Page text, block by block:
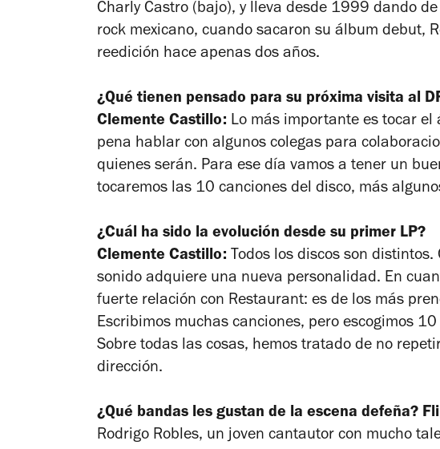
Charly Castro (bajo), y lleva desde 1999 dando
rock mexicano, cuando sacaron su álbum debut,
reedición hace apenas dos años.
¿Qué tienen pensado para su próxima visita al
Clemente Castillo: Lo más importante es tocar el
pena hablar con algunos colegas para
quienes serán. Para ese día vamos a tener un
tocaremos las 10 canciones del disco, más
¿Cuál ha sido la evolución desde su primer LP?
Clemente Castillo: Todos los discos son
sonido adquiere una nueva personalidad. En
fuerte relación con Restaurant: es de los más
Escribimos muchas canciones, pero escogimos
Sobre todas las cosas, hemos tratado de no
dirección.
¿Qué bandas les gustan de la escena defeña?
Rodrigo Robles, un joven cantautor con mucho